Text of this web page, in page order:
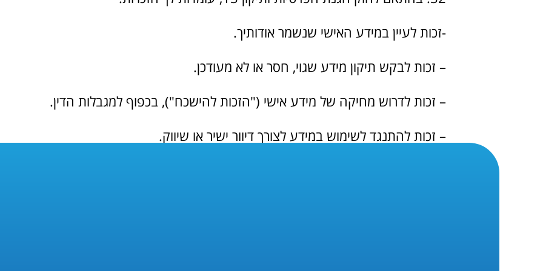
-זכות לעיין במידע האישי שנשמר אודותיך.
– זכות לבקש תיקון מידע שגוי, חסר או לא מעודכן.
– זכות לדרוש מחיקה של מידע אישי ("הזכות להישכח"), בכפוף למגבלות הדין.
– זכות להתנגד לשימוש במידע לצורך דיוור ישיר או שיווק.